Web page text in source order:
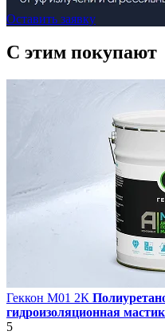
Оставить заявку
C этим покупают
Геккон М01 2К
гидроизоляционная
5